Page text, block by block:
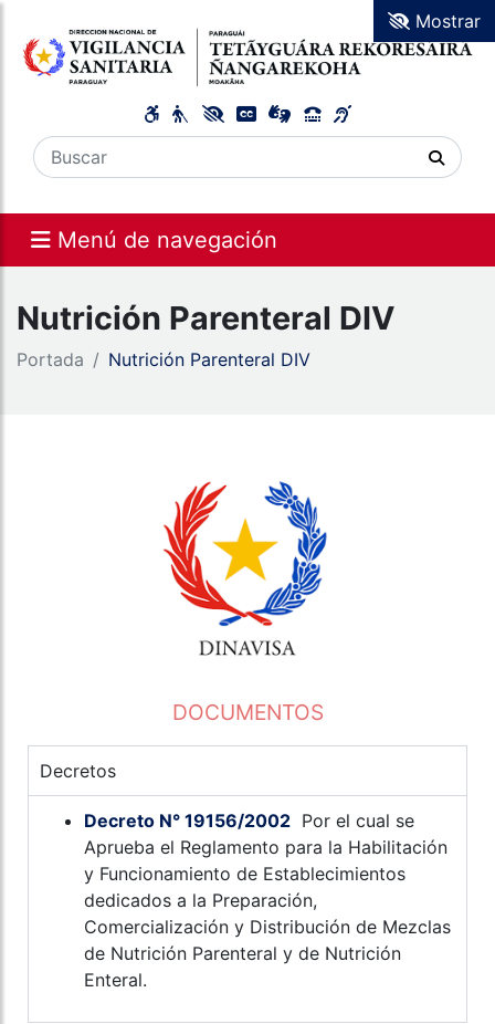
Menú de navegación
Mostrar
Nutrición Parenteral DIV
Portada Nutrición Parenteral DIV
DOCUMENTOS
Decretos
Decreto N° 19156/2002 Por el cual se
Aprueba el Reglamento para la Habilitación
y Funcionamiento de Establecimientos
dedicados a la Preparación,
Comercialización y Distribución de Mezclas
de Nutrición Parenteral y de Nutrición
Enteral.